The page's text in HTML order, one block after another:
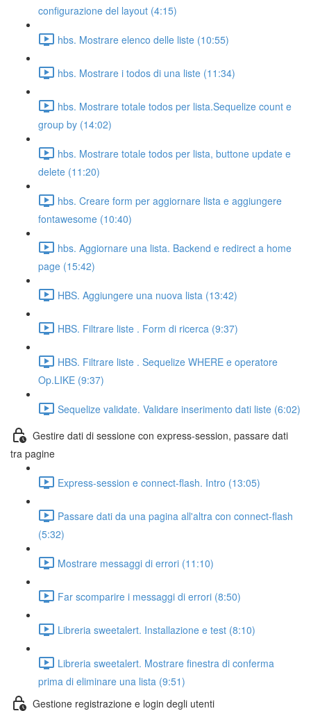
configurazione del layout (4:15)
hbs. Mostrare elenco delle liste (10:55)
hbs. Mostrare i todos di una liste (11:34)
hbs. Mostrare totale todos per lista.Sequelize count e
group by (14:02)
hbs. Mostrare totale todos per lista, buttone update e
delete (11:20)
hbs. Creare form per aggiornare lista e aggiungere
fontawesome (10:40)
hbs. Aggiornare una lista. Backend e redirect a home
page (15:42)
HBS. Aggiungere una nuova lista (13:42)
HBS. Filtrare liste . Form di ricerca (9:37)
HBS. Filtrare liste . Sequelize WHERE e operatore
Op.LIKE (9:37)
Sequelize validate. Validare inserimento dati liste (6:02)
Gestire dati di sessione con express-session, passare dati
tra pagine
Express-session e connect-flash. Intro (13:05)
Passare dati da una pagina all'altra con connect-flash
(5:32)
Mostrare messaggi di errori (11:10)
Far scomparire i messaggi di errori (8:50)
Libreria sweetalert. Installazione e test (8:10)
Libreria sweetalert. Mostrare finestra di conferma
prima di eliminare una lista (9:51)
Gestione registrazione e login degli utenti